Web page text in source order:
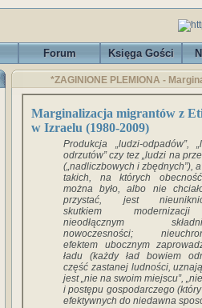
Forum Księga Gości
*ZAGINIONE PLEMIONA -
Marginalizacja migrantów z
w Izraelu (1980-2009)
Produkcja „ludzi-odpadów”,
odrzutów” czy tez „ludzi na
(„nadliczbowych i zbędnych”),
takich, na których
można było, albo nie
przystać, jest
skutkiem
nieodłącznym
nowoczesności;
efektem ubocznym
ładu (każdy ład bowiem
część zastanej ludności,
jest „nie na swoim miejscu”,
i postępu gospodarczego
efektywnych do niedawna